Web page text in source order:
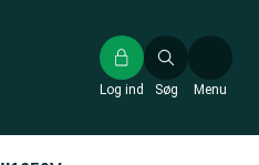
Søg
Log ind Menu